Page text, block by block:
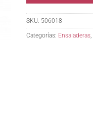
SKU: 506018
Categorías: Ensaladeras